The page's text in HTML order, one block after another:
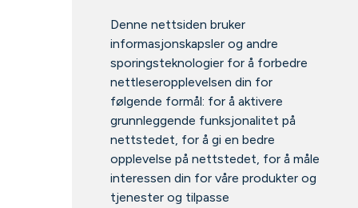
Denne nettsiden bruker
informasjonskapsler og andre
sporingsteknologier for å forbedre
nettleseropplevelsen din for
følgende formål: for å aktivere
grunnleggende funksjonalitet på
nettstedet, for å gi en bedre
opplevelse på nettstedet, for å måle
interessen din for våre produkter og
tjenester og tilpasse